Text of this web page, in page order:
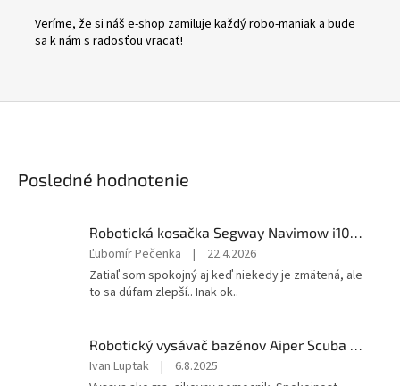
Veríme, že si náš e-shop zamiluje každý robo-maniak a bude
sa k nám s radosťou vracať!
Posledné hodnotenie
Hodnotenie
produktu
je
5
hviezdičiek.
Ľubomír Pečenka |
22.4.2026
Zatiaľ som spokojný aj keď niekedy je zmätená, ale
to sa dúfam zlepší.. Inak ok..
Hodnotenie
produktu
Ivan Luptak |
6.8.2025